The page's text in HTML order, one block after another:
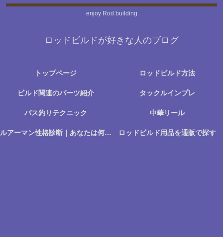
enjoy Rod building
ロッドビルドが好きな人のブログ
トップページ ロッドビルド方法
ビルド関連のパーツ紹介 タックルインプレ
バス釣りテクニック 中華リール
ルアーマン性格診断｜あなたは何に楽しさを感じる釣り人か？ ロッドビルド用品を通販で探す